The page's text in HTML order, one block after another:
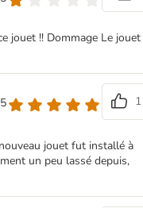
jouet !! Dommage Le jouet
1
jouet fut installé à
un peu lassé depuis,